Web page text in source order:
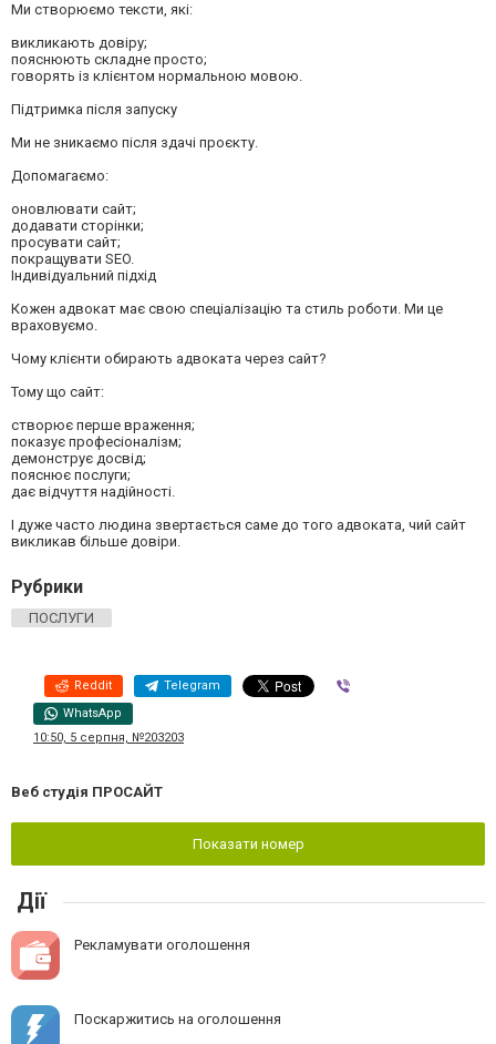
Ми створюємо тексти, які:
викликають довіру;
пояснюють складне просто;
говорять із клієнтом нормальною мовою.
Підтримка після запуску
Ми не зникаємо після здачі проєкту.
Допомагаємо:
оновлювати сайт;
додавати сторінки;
просувати сайт;
покращувати SEO.
Індивідуальний підхід
Кожен адвокат має свою спеціалізацію та стиль роботи. Ми це
враховуємо.
Чому клієнти обирають адвоката через сайт?
Тому що сайт:
створює перше враження;
показує професіоналізм;
демонструє досвід;
пояснює послуги;
дає відчуття надійності.
І дуже часто людина звертається саме до того адвоката, чий сайт
викликав більше довіри.
Рубрики
ПОСЛУГИ
Reddit Telegram
WhatsApp
10:50, 5 серпня, №203203
Веб студія ПРОСАЙТ
Показати номер
Дії
Рекламувати оголошення
Поскаржитись на оголошення